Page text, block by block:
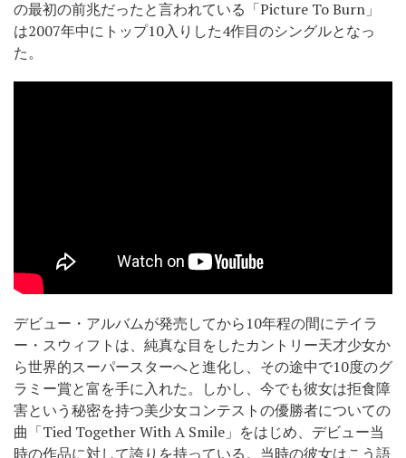
の最初の前兆だったと言われている「Picture To Burn」
は2007年中にトップ10入りした4作目のシングルとなっ
た。
デビュー・アルバムが発売してから10年程の間にテイラ
ー・スウィフトは、純真な目をしたカントリー天才少女か
ら世界的スーパースターへと進化し、その途中で10度のグ
ラミー賞と富を手に入れた。しかし、今でも彼女は拒食障
害という秘密を持つ美少女コンテストの優勝者についての
曲「Tied Together With A Smile」をはじめ、デビュー当
時の作品に対して誇りを持っている。当時の彼女はこう語